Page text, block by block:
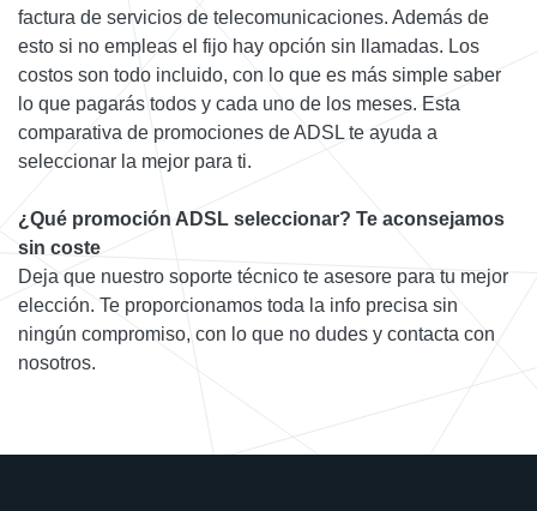
factura de servicios de telecomunicaciones. Además de
esto si no empleas el fijo hay opción sin llamadas. Los
costos son todo incluido, con lo que es más simple saber
lo que pagarás todos y cada uno de los meses. Esta
comparativa de promociones de ADSL te ayuda a
seleccionar la mejor para ti.
¿Qué promoción ADSL seleccionar? Te aconsejamos
sin coste
Deja que nuestro soporte técnico te asesore para tu mejor
elección. Te proporcionamos toda la info precisa sin
ningún compromiso, con lo que no dudes y contacta con
nosotros.